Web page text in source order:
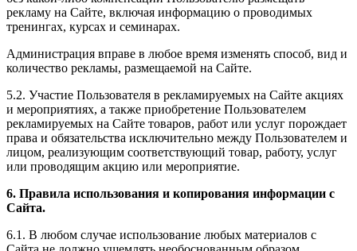
рекламу на Сайте, включая информацию о проводимых
тренингах, курсах и семинарах.
Администрация вправе в любое время изменять способ, вид и
количество рекламы, размещаемой на Сайте.
5.2. Участие Пользователя в рекламируемых на Сайте акциях
и мероприятиях, а также приобретение Пользователем
рекламируемых на Сайте товаров, работ или услуг порождает
права и обязательства исключительно между Пользователем и
лицом, реализующим соответствующий товар, работу, услуг
или проводящим акцию или мероприятие.
6. Правила использования и копирования информации с
Сайта.
6.1. В любом случае использование любых материалов с